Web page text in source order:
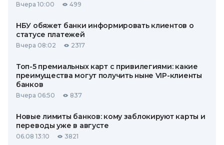
Вчера 10:00 499
НБУ обяжет банки информировать клиентов о
статусе платежей
Вчера 08:02 2317
Топ-5 премиальных карт с привилегиями: какие
преимущества могут получить ныне VIP-клиенты
банков
Вчера 06:50 837
Новые лимиты банков: кому заблокируют карты и
переводы уже в августе
06.08 13:10 3821